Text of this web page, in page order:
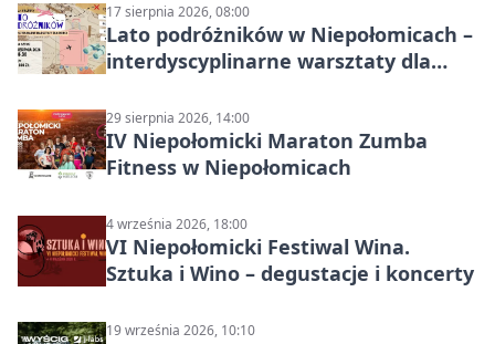
17 sierpnia 2026, 08:00
Lato podróżników w Niepołomicach –
interdyscyplinarne warsztaty dla
29 sierpnia 2026, 14:00
IV Niepołomicki Maraton Zumba
Fitness w Niepołomicach
4 września 2026, 18:00
VI Niepołomicki Festiwal Wina.
Sztuka i Wino – degustacje i koncerty
19 września 2026, 10:10